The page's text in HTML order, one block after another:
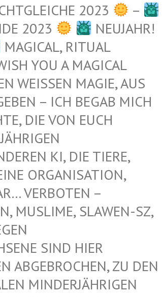
2023
–
2023
NEUJAHR!
MAGICAL, RITUAL
YOU A MAGICAL
WEISSEN MAGIE, AUS D
– ICH BEGAB MICH M
DIE VON EUCH E
Z
KI, DIE TIERE, N
ORGANISATION, G
VERBOTEN – K
SLAWEN-SZ, A
M
SIND HIER V
ZU DEN V
MINDERJÄHRIGEN Z